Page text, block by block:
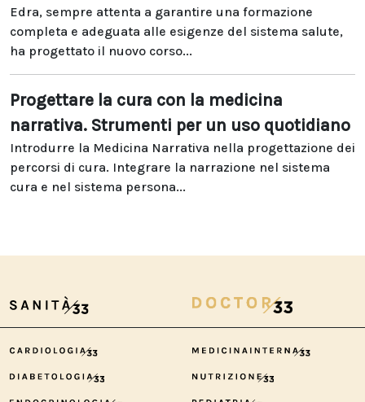
Edra, sempre attenta a garantire una formazione
completa e adeguata alle esigenze del sistema salute,
ha progettato il nuovo corso...
Progettare la cura con la medicina
narrativa. Strumenti per un uso quotidiano
Introdurre la Medicina Narrativa nella progettazione dei
percorsi di cura. Integrare la narrazione nel sistema
cura e nel sistema persona...